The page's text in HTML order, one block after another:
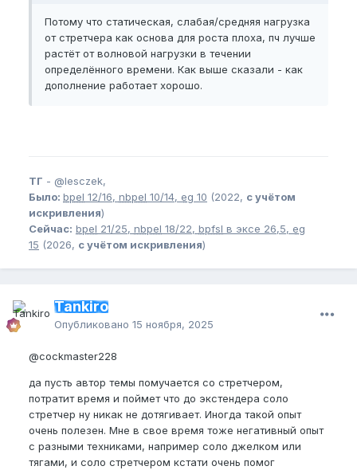
Потому что статическая, слабая/средняя нагрузка
от стретчера как основа для роста плоха, пч лучше
растёт от волновой нагрузки в течении
определённого времени. Как выше сказали - как
дополнение работает хорошо.
ТГ - @lesczek,
Было: bpel 12/16, nbpel 10/14, eg 10 (2022, с учётом
искривления)
Сейчас: bpel 21/25, nbpel 18/22, bpfsl в эксе 26,5, eg
15 (2026, с учётом искривления)
Tankiro
Опубликовано 15 ноября, 2025
@cockmaster228
да пусть автор темы помучается со стретчером,
потратит время и поймет что до экстендера соло
стретчер ну никак не дотягивает. Иногда такой опыт
очень полезен. Мне в свое время тоже негативный опыт
с разными техниками, например соло джелком или
тягами, и соло стретчером кстати очень помог